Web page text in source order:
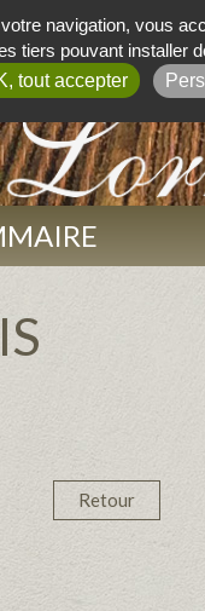
Retour
navigation, vous
tiers pouvant installer
tout accepter